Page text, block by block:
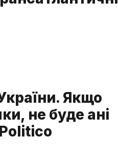
Якщо
не буде ані